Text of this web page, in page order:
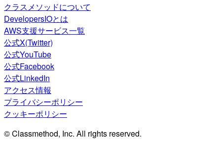
クラスメソッドについて
DevelopersIOとは
AWS支援サービス一覧
公式X(Twitter)
公式YouTube
公式Facebook
公式LinkedIn
アクセス情報
プライバシーポリシー
クッキーポリシー
© Classmethod, Inc. All rights reserved.